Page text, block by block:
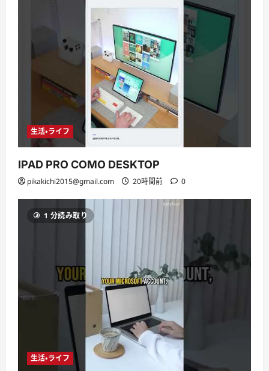
生活・ライフ
IPAD PRO COMO DESKTOP
pikakichi2015@gmail.com 20時間前 0
1 分読み取り
生活・ライフ